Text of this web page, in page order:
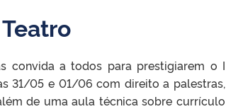
convida a todos para prestigiarem o I
31/05 e 01/06 com direito a palestras,
de uma aula técnica sobre currículo